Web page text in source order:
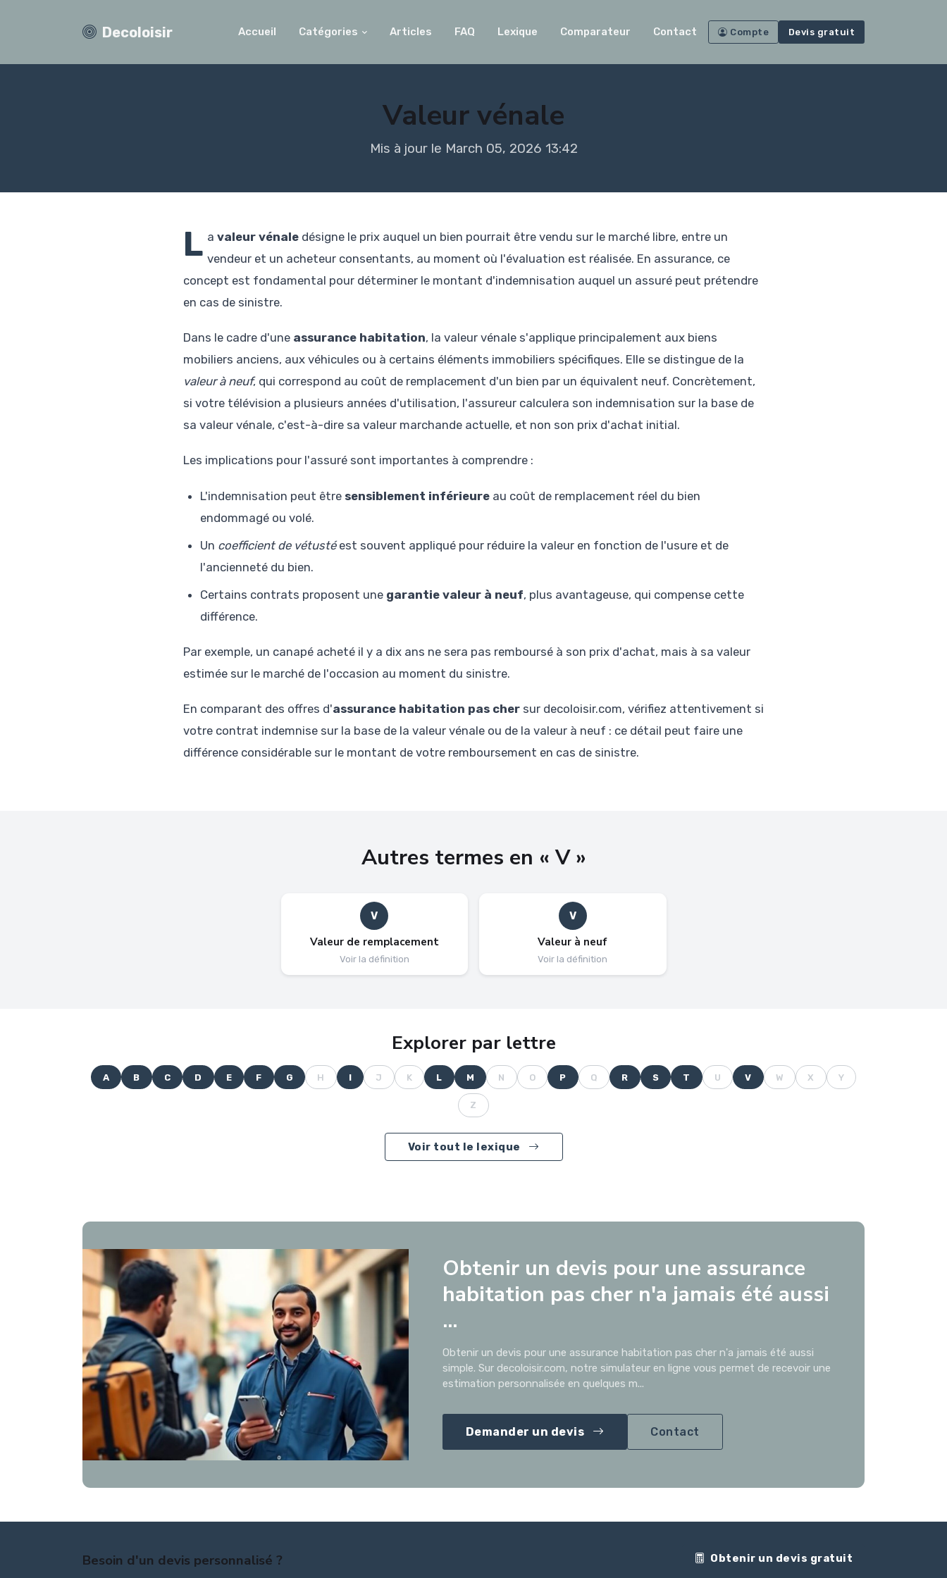
Decoloisir Accueil Catégories Articles FAQ Lexique Comparateur Contact Compte Devis gratuit
Valeur vénale
Mis à jour le March 05, 2026 13:42
L a valeur vénaledésigne le prix auquel un bien pourrait être vendu sur le marché libre, entre un
vendeur et un acheteur consentants, au moment où l'évaluation est réalisée. En assurance, ce
concept est fondamental pour déterminer le montant d'indemnisation auquel un assuré peut prétendre
en cas de sinistre.
Dans le cadre d'une assurance habitation, la valeur vénale s'applique principalement aux biens
mobiliers anciens, aux véhicules ou à certains éléments immobiliers spécifiques. Elle se distingue de la
valeur à neuf, qui correspond au coût de remplacement d'un bien par un équivalent neuf. Concrètement,
si votre télévision a plusieurs années d'utilisation, l'assureur calculera son indemnisation sur la base de
sa valeur vénale, c'est-à-dire sa valeur marchande actuelle, et non son prix d'achat initial.
Les implications pour l'assuré sont importantes à comprendre :
L'indemnisation peut être sensiblement inférieureau coût de remplacement réel du bien
endommagé ou volé.
Un coefficient de vétustéest souvent appliqué pour réduire la valeur en fonction de l'usure et de
l'ancienneté du bien.
Certains contrats proposent une garantie valeur à neuf, plus avantageuse, qui compense cette
différence.
Par exemple, un canapé acheté il y a dix ans ne sera pas remboursé à son prix d'achat, mais à sa valeur
estimée sur le marché de l'occasion au moment du sinistre.
En comparant des offres d'assurance habitation pas chersur decoloisir.com, vérifiez attentivement si
votre contrat indemnise sur la base de la valeur vénale ou de la valeur à neuf : ce détail peut faire une
différence considérable sur le montant de votre remboursement en cas de sinistre.
Autres termes en « V »
V
Valeur de remplacement
Voir la définition
V
Valeur à neuf
Voir la définition
Explorer par lettre
A B C D E F G H I J K L M N O P Q R S T U V W X Y
Z
Voir tout le lexique
Obtenir un devis pour une assurance
habitation pas cher n'a jamais été aussi
...
Obtenir un devis pour une assurance habitation pas cher n'a jamais été aussi
simple. Sur decoloisir.com, notre simulateur en ligne vous permet de recevoir une
estimation personnalisée en quelques m...
Demander un devis Contact
Besoin d'un devis personnalisé ? Obtenir un devis gratuit